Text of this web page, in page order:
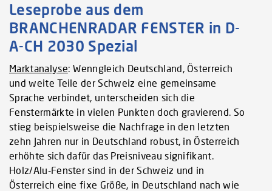
Leseprobe aus dem
BRANCHENRADAR FENSTER in D-
A-CH 2030 Spezial
Marktanalyse: Wenngleich Deutschland, Österreich
und weite Teile der Schweiz eine gemeinsame
Sprache verbindet, unterscheiden sich die
Fenstermärkte in vielen Punkten doch gravierend. So
stieg beispielsweise die Nachfrage in den letzten
zehn Jahren nur in Deutschland robust, in Österreich
erhöhte sich dafür das Preisniveau signifikant.
Holz/Alu-Fenster sind in der Schweiz und in
Österreich eine fixe Größe, in Deutschland nach wie